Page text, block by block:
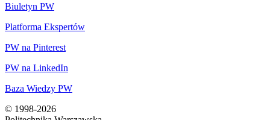
Biuletyn PW
Platforma Ekspertów
PW na Pinterest
PW na LinkedIn
Baza Wiedzy PW
© 1998-2026